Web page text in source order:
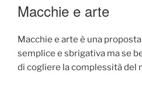
Macchie e arte
Macchie e arte è una
semplice e sbrigativa ma se
di cogliere la complessità del